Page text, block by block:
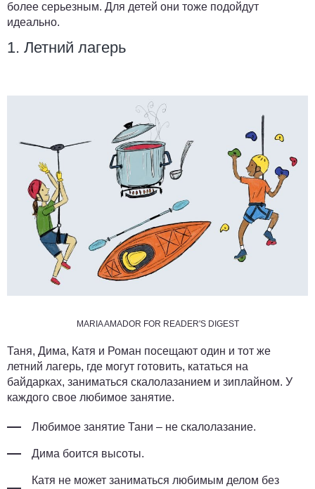
более серьезным. Для детей они тоже подойдут
идеально.
1. Летний лагерь
MARIA AMADOR FOR READER'S DIGEST
Таня, Дима, Катя и Роман посещают один и тот же
летний лагерь, где могут готовить, кататься на
байдарках, заниматься скалолазанием и зиплайном. У
каждого свое любимое занятие.
Любимое занятие Тани – не скалолазание.
Дима боится высоты.
Катя не может заниматься любимым делом без